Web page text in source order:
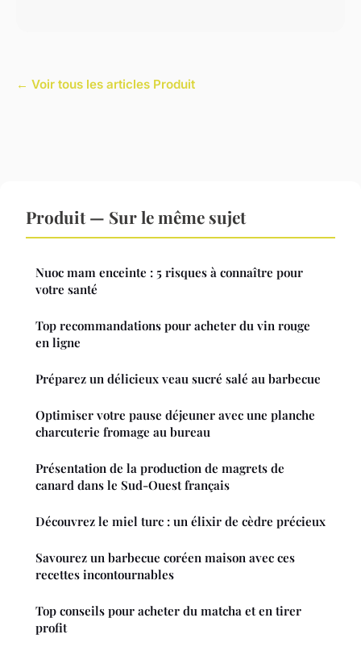
← Voir tous les articles Produit
Produit — Sur le même sujet
Nuoc mam enceinte : 5 risques à connaître pour
votre santé
Top recommandations pour acheter du vin rouge
en ligne
Préparez un délicieux veau sucré salé au barbecue
Optimiser votre pause déjeuner avec une planche
charcuterie fromage au bureau
Présentation de la production de magrets de
canard dans le Sud-Ouest français
Découvrez le miel turc : un élixir de cèdre précieux
Savourez un barbecue coréen maison avec ces
recettes incontournables
Top conseils pour acheter du matcha et en tirer
profit